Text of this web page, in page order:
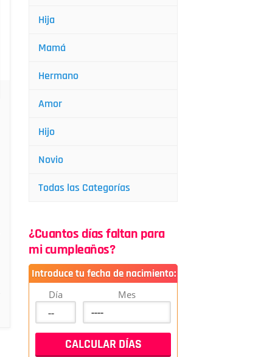
Hija
Mamá
Hermano
Amor
Hijo
Novio
Todas las Categorías
¿Cuantos días faltan para
mi cumpleaños?
Introduce tu fecha de nacimiento:
Día Mes